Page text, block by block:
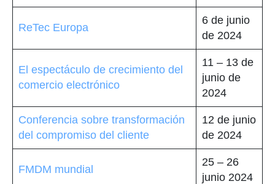
ReTec Europa
6 de junio
de 2024
El espectáculo de crecimiento del
comercio electrónico
11 – 13 de
junio de
2024
Conferencia sobre transformación
del compromiso del cliente
12 de junio
de 2024
FMDM mundial
25 – 26
junio 2024